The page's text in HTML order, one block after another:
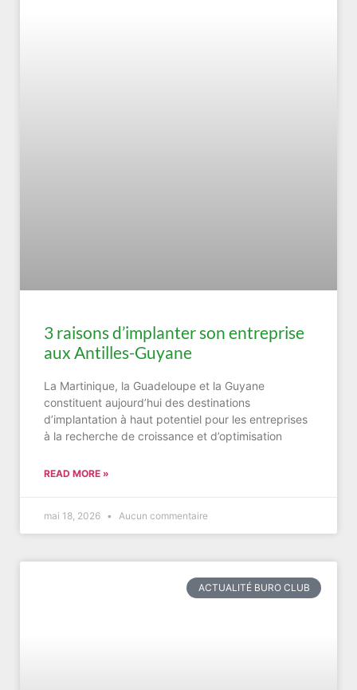
3 raisons d’implanter son entreprise
aux Antilles-Guyane
La Martinique, la Guadeloupe et la Guyane
constituent aujourd’hui des destinations
d’implantation à haut potentiel pour les entreprises
à la recherche de croissance et d’optimisation
READ MORE »
mai 18, 2026 Aucun commentaire
ACTUALITÉ BURO CLUB